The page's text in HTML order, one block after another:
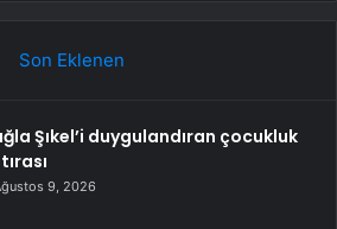
Son Eklenen
Şıkel’i duygulandıran çocukluk
9, 2026